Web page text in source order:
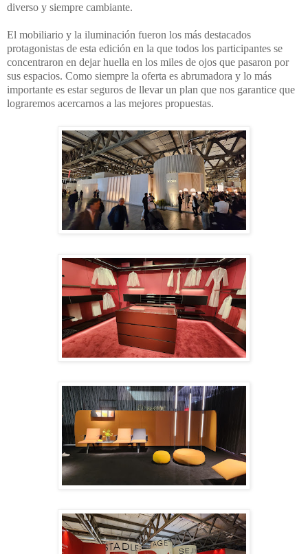
diverso y siempre cambiante.
El mobiliario y la iluminación fueron los más destacados
protagonistas de esta edición en la que todos los participantes se
concentraron en dejar huella en los miles de ojos que pasaron por
sus espacios. Como siempre la oferta es abrumadora y lo más
importante es estar seguros de llevar un plan que nos garantice que
lograremos acercarnos a las mejores propuestas.